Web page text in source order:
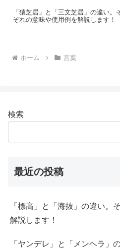
「猿芝居」と「三文芝居」の違い。
ぞれの意味や使用例を解説します！
ホーム 言葉
検索
最近の投稿
「標高」と「海抜」の違い。
解説します！
「ヤンデレ」と「メンヘラ」